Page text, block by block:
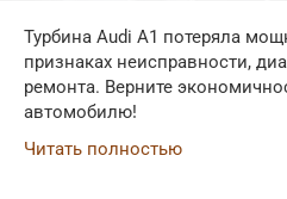
Турбина Audi A1 потеряла
признаках неисправности,
ремонта. Верните
автомобилю!
Читать полностью